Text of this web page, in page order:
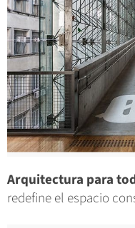
Arquitectura para
redefine el espacio